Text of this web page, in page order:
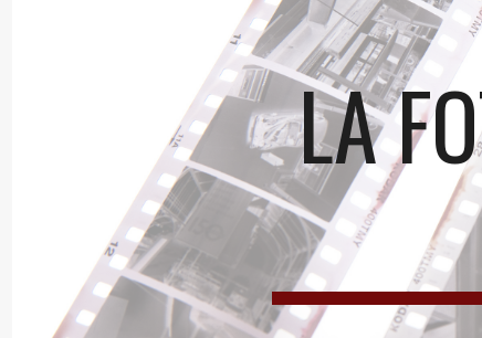
Skip to main content
LA